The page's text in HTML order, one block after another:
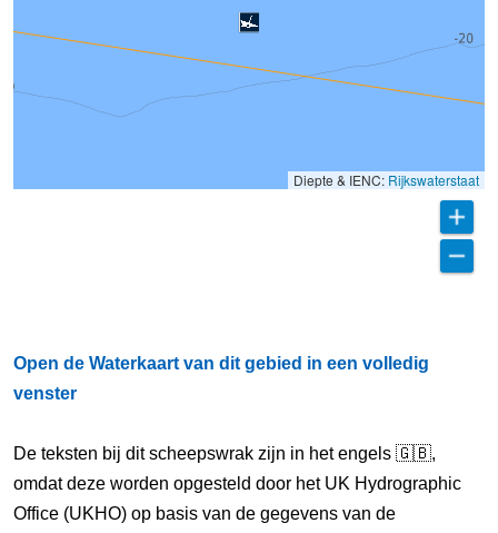
Diepte & IENC: Rijkswaterstaat
Open de Waterkaart van dit gebied in een volledig
venster
De teksten bij dit scheepswrak zijn in het engels 🇬🇧,
omdat deze worden opgesteld door het UK Hydrographic
Office (UKHO) op basis van de gegevens van de